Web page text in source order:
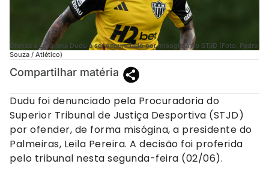
Ofensa a Leila leva Dudu a ser denunciado por misoginia no STJD (Foto: Pedro
Souza / Atlético)
Compartilhar matéria
Dudu foi denunciado pela Procuradoria do
Superior Tribunal de Justiça Desportiva (STJD)
por ofender, de forma misógina, a presidente do
Palmeiras, Leila Pereira. A decisão foi proferida
pelo tribunal nesta segunda-feira (02/06).